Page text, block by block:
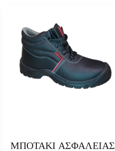
ΜΠΟΤΑΚΙ ΑΣΦΑΛΕΙΑΣ